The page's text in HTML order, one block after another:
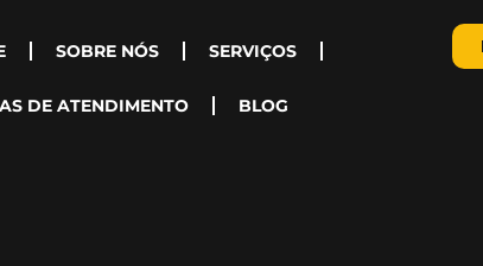
SOBRE NÓS SERVIÇOS
DE ATENDIMENTO BLOG